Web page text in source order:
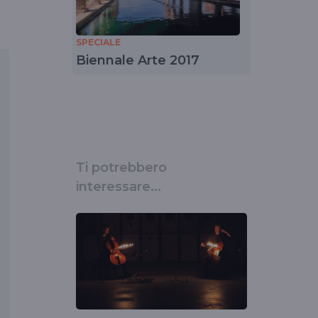
SPECIALE
Biennale Arte 2017
Ti potrebbero
interessare...